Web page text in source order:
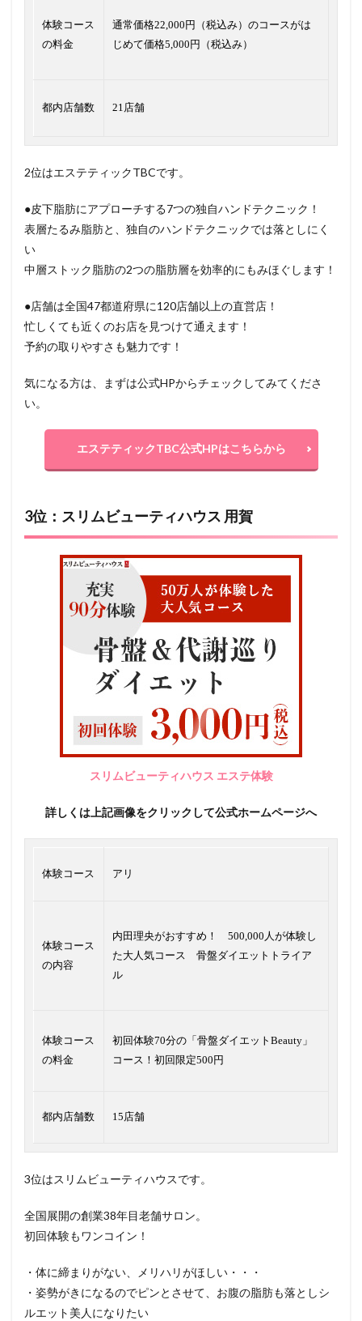
体験コース
の料金
通常価格22,000円（税込み）のコースがは
じめて価格5,000円（税込み）
都内店舗数 21店舗
2位はエステティックTBCです。
●皮下脂肪にアプローチする7つの独自ハンドテクニック！
表層たるみ脂肪と、独自のハンドテクニックでは落としにく
い
中層ストック脂肪の2つの脂肪層を効率的にもみほぐします！
●店舗は全国47都道府県に120店舗以上の直営店！
忙しくても近くのお店を見つけて通えます！
予約の取りやすさも魅力です！
気になる方は、まずは公式HPからチェックしてみてくださ
い。
エステティックTBC公式HPはこちらから
3位：スリムビューティハウス 用賀
スリムビューティハウス エステ体験
詳しくは上記画像をクリックして公式ホームページへ
体験コース アリ
体験コース
の内容
内田理央がおすすめ！ 500,000人が体験し
た大人気コース 骨盤ダイエットトライア
ル
体験コース
の料金
初回体験70分の「骨盤ダイエットBeauty」
コース！初回限定500円
都内店舗数 15店舗
3位はスリムビューティハウスです。
全国展開の創業38年目老舗サロン。
初回体験もワンコイン！
・体に締まりがない、メリハリがほしい・・・
・姿勢がきになるのでピンとさせて、お腹の脂肪も落としシ
ルエット美人になりたい